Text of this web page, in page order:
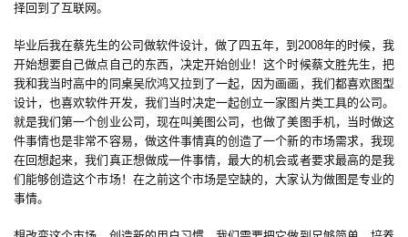
游
休
闲
游
戏
2
择回到了互联网。
毕业后我在蔡先生的公司做软件设计，做了四五年，到2008年的时候，我
开始想要自己做点自己的东西，决定开始创业！这个时候蔡文胜先生，把
我和我当时高中的同桌吴欣鸿又拉到了一起，因为画画，我们都喜欢图型
设计，也喜欢软件开发，我们当时决定一起创立一家图片类工具的公司。
就是我们第一个创业公司，现在叫美图公司，也做了美图手机，当时做这
件事情也是非常不容易，做这件事情真的创造了一个新的市场需求，我现
在回想起来，我们真正想做成一件事情，最大的机会或者要求最高的是我
们能够创造这个市场！在之前这个市场是空缺的，大家认为做图是专业的
事情。